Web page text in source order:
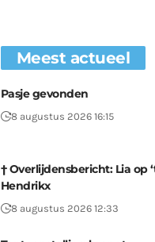
Meest actueel
Pasje gevonden
8 augustus 2026 16:15
† Overlijdensbericht: Lia op
Hendrikx
8 augustus 2026 12:33